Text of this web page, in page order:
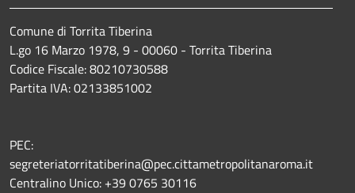
Comune di Torrita Tiberina
L.go 16 Marzo 1978, 9 - 00060 - Torrita Tiberina
Codice Fiscale: 80210730588
Partita IVA: 02133851002
PEC:
segreteriatorritatiberina@pec.cittametropolitanaroma.it
Centralino Unico: +39 0765 30116